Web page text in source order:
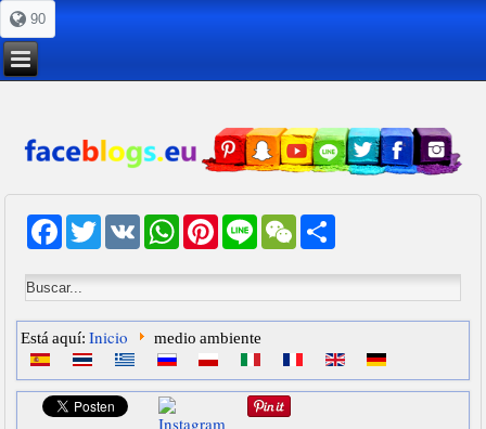
90
Facebook
Twitter VK WhatsAppPinterestLine WeChat
Está aquí:Inicio medio ambiente